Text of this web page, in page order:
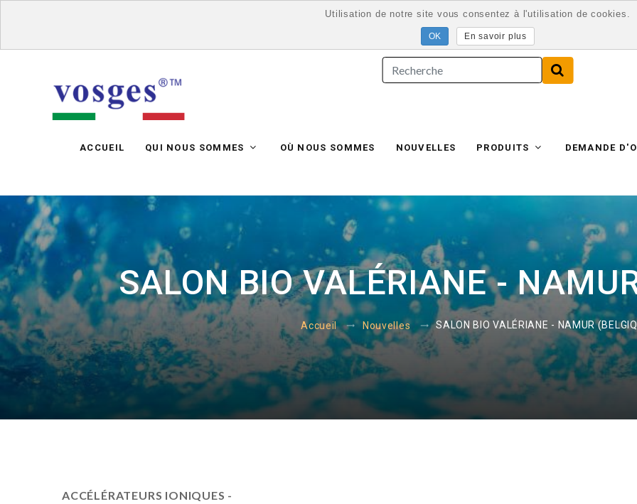
ACCUEIL QUI NOUS SOMMES OÙ NOUS SOMMES NOUVELLES PRODUITS DEMANDE
SALON BIO VALÉRIANE -
Accueil Nouvelles SALON BIO VALÉRIANE - NAMUR
ACCÉLÉRATEURS IONIQUES -
Utilisation de notre site vous consentez à l'utilisation de cookies.
En savoir plus